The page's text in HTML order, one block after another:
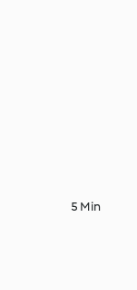
5 Min